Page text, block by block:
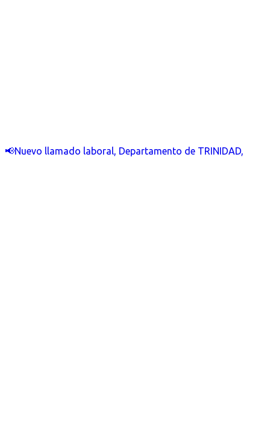
📢Nuevo llamado laboral, Departamento de TRINIDAD,